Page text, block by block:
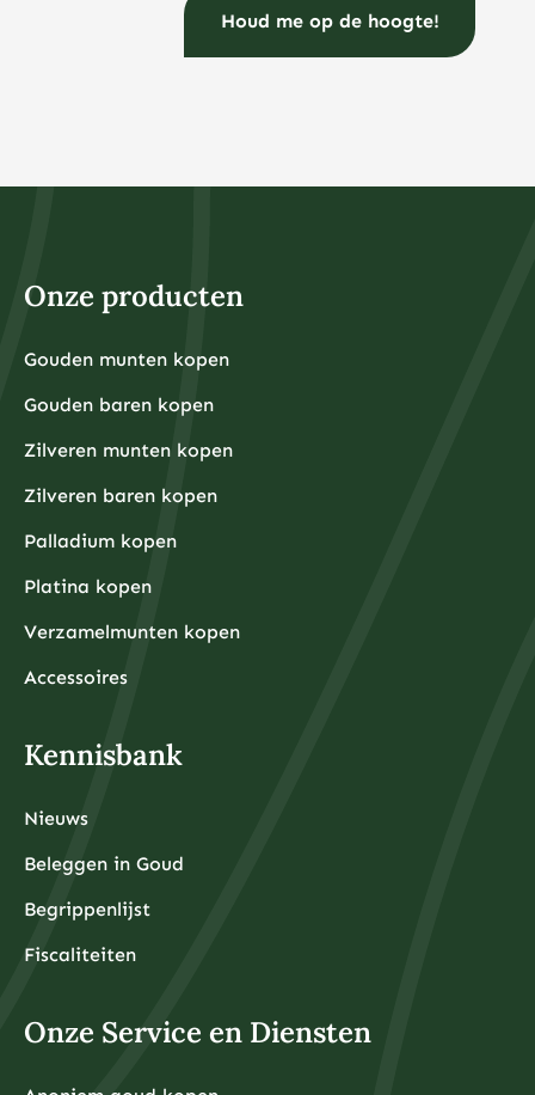
Onze producten
Gouden munten kopen
Gouden baren kopen
Zilveren munten kopen
Zilveren baren kopen
Palladium kopen
Platina kopen
Verzamelmunten kopen
Accessoires
Kennisbank
Nieuws
Beleggen in Goud
Begrippenlijst
Fiscaliteiten
Onze Service en Diensten